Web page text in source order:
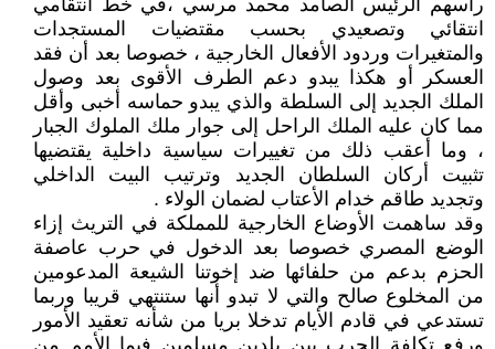
رأسهم الرئيس الصامد محمد مرسي ،في خط انتقامي
انتقائي وتصعيدي بحسب مقتضيات المستجدات
والمتغيرات وردود الأفعال الخارجية ، خصوصا بعد أن فقد
العسكر أو هكذا يبدو دعم الطرف الأقوى بعد وصول
الملك الجديد إلى السلطة والذي يبدو حماسه أخبى وأقل
مما كان عليه الملك الراحل إلى جوار ملك الملوك الجبار
، وما أعقب ذلك من تغييرات سياسية داخلية يقتضيها
تثبيت أركان السلطان الجديد وترتيب البيت الداخلي
وتجديد طاقم خدام الأعتاب لضمان الولاء .
وقد ساهمت الأوضاع الخارجية للمملكة في التريث إزاء
الوضع المصري خصوصا بعد الدخول في حرب عاصفة
الحزم بدعم من حلفائها ضد إخوتنا الشيعة المدعومين
من المخلوع صالح والتي لا تبدو أنها ستنتهي قريبا وربما
تستدعي في قادم الأيام تدخلا بريا من شأنه تعقيد الأمور